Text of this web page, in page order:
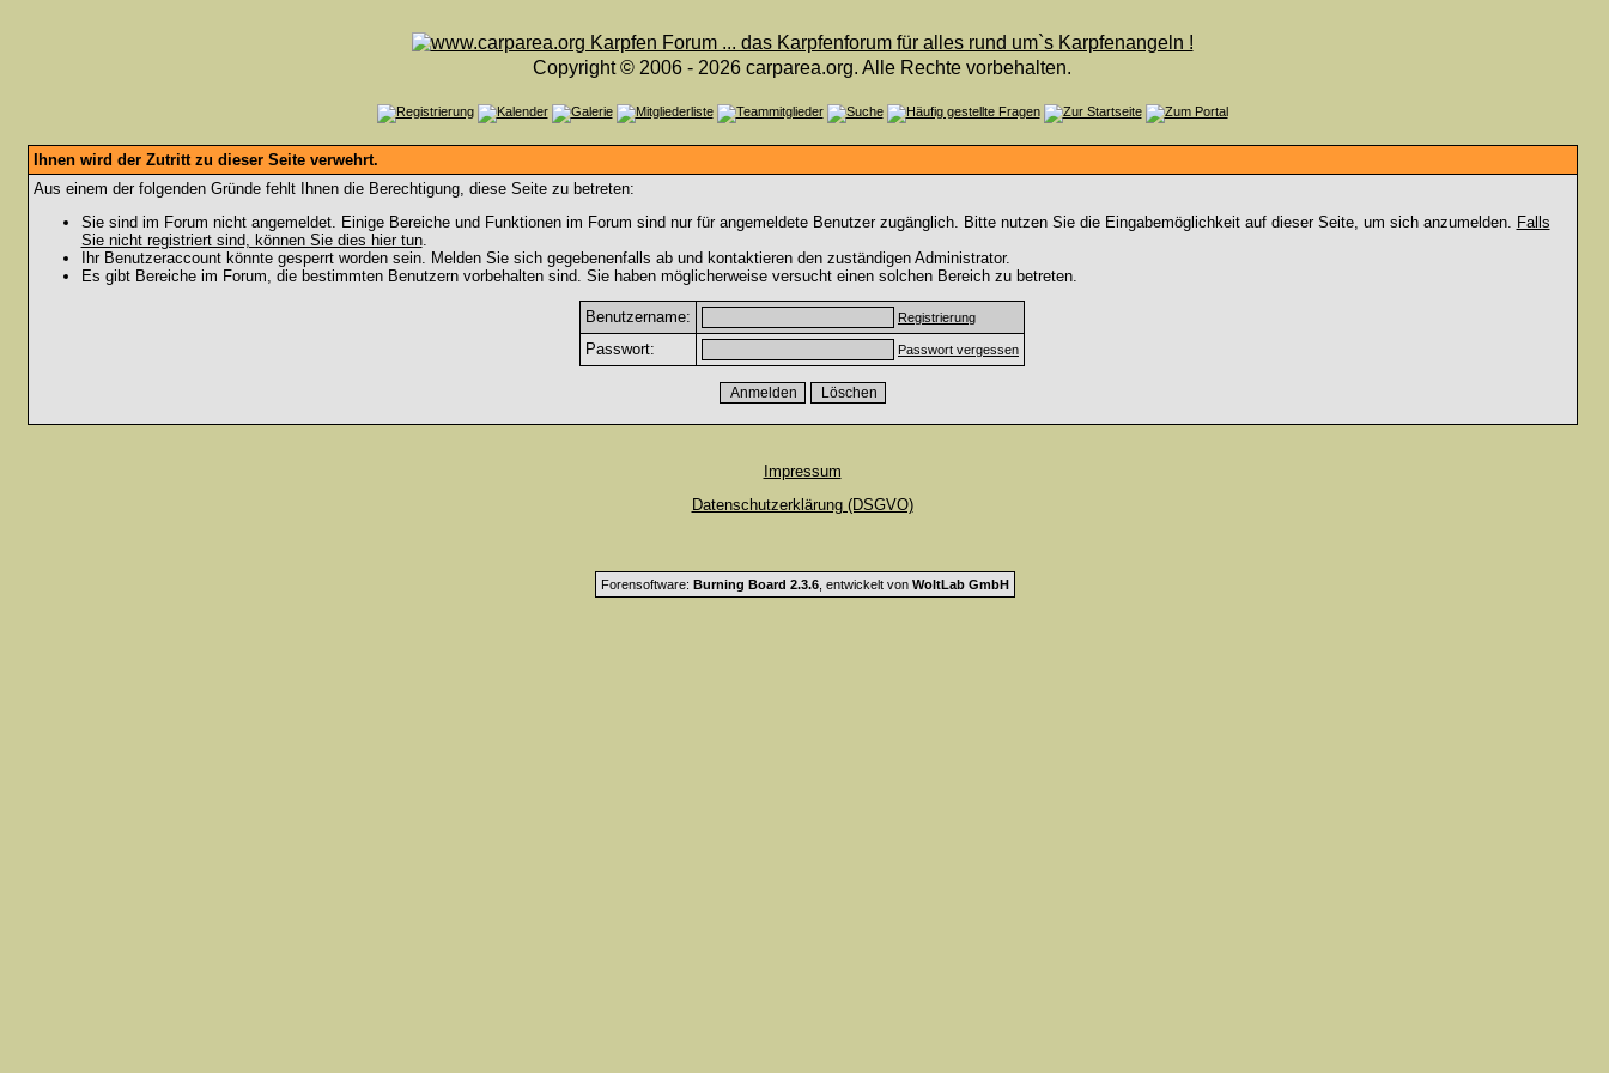
Copyright © 2006 - 2026 carparea.org. Alle Rechte vorbehalten.
Ihnen wird der Zutritt zu dieser Seite verwehrt.
Aus einem der folgenden Gründe fehlt Ihnen die Berechtigung, diese Seite zu betreten:
Sie sind im Forum nicht angemeldet. Einige Bereiche und Funktionen im Forum sind nur für angemeldete Benutzer zugänglich. Bitte nutzen Sie die Eingabemöglichkeit auf dieser Seite, um sich anzumelden. Falls
Sie nicht registriert sind, können Sie dies hier tun.
Ihr Benutzeraccount könnte gesperrt worden sein. Melden Sie sich gegebenenfalls ab und kontaktieren den zuständigen Administrator.
Es gibt Bereiche im Forum, die bestimmten Benutzern vorbehalten sind. Sie haben möglicherweise versucht einen solchen Bereich zu betreten.
Benutzername: Registrierung
Passwort: Passwort vergessen
Impressum
Datenschutzerklärung (DSGVO)
Forensoftware: Burning Board 2.3.6, entwickelt von WoltLab GmbH